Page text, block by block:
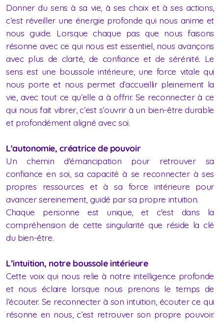
Donner du sens à sa vie, à ses choix et à ses actions,
c’est réveiller une énergie profonde qui nous anime et
nous guide. Lorsque chaque pas que nous faisons
résonne avec ce qui nous est essentiel, nous avançons
avec plus de clarté, de confiance et de sérénité. Le
sens est une boussole intérieure, une force vitale qui
nous porte et nous permet d’accueillir pleinement la
vie, avec tout ce qu’elle a à offrir. Se reconnecter à ce
qui nous fait vibrer, c’est s’ouvrir à un bien-être durable
et profondément aligné avec soi.
L'autonomie, créatrice de pouvoir
Un chemin d'émancipation pour retrouver sa
confiance en soi, sa capacité à se reconnecter à ses
propres ressources et à sa force intérieure pour
avancer sereinement, guidé par sa propre intuition.
Chaque personne est unique, et c'est dans la
compréhension de cette singularité que réside la clé
du bien-être.
L’intuition, notre boussole intérieure
Cette voix qui nous relie à notre intelligence profonde
et nous éclaire lorsque nous prenons le temps de
l’écouter. Se reconnecter à son intuition, écouter ce qui
résonne en nous, c’est retrouver son propre pouvoir.